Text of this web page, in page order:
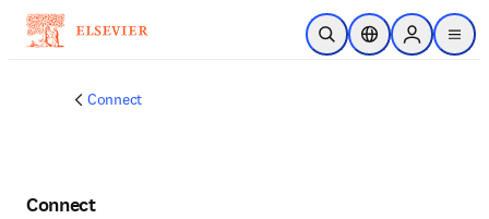
Saltar al contenido principal
Abrir búsqueda
Selector deSign in to
menu
Connect
Connect